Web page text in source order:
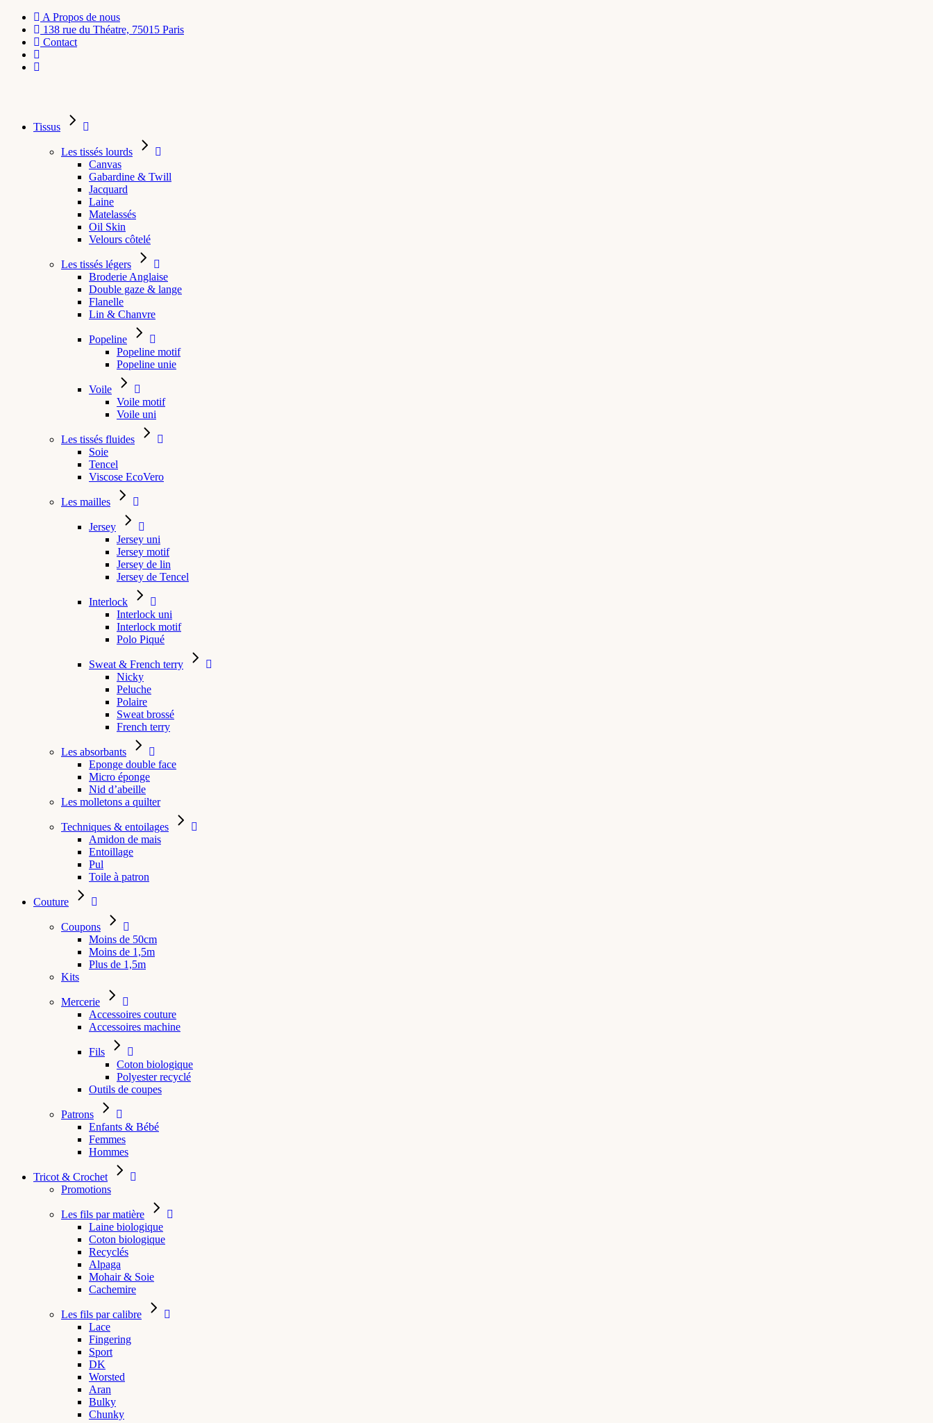
A Propos de nous
138 rue du Théatre, 75015 Paris
Contact
Tissus
Les tissés lourds
Canvas
Gabardine & Twill
Jacquard
Laine
Matelassés
Oil Skin
Velours côtelé
Les tissés légers
Broderie Anglaise
Double gaze & lange
Flanelle
Lin & Chanvre
Popeline
Popeline motif
Popeline unie
Voile
Voile motif
Voile uni
Les tissés fluides
Soie
Tencel
Viscose EcoVero
Les mailles
Jersey
Jersey uni
Jersey motif
Jersey de lin
Jersey de Tencel
Interlock
Interlock uni
Interlock motif
Polo Piqué
Sweat & French terry
Nicky
Peluche
Polaire
Sweat brossé
French terry
Les absorbants
Eponge double face
Micro éponge
Nid d’abeille
Les molletons a quilter
Techniques & entoilages
Amidon de mais
Entoillage
Pul
Toile à patron
Couture
Coupons
Moins de 50cm
Moins de 1,5m
Plus de 1,5m
Kits
Mercerie
Accessoires couture
Accessoires machine
Fils
Coton biologique
Polyester recyclé
Outils de coupes
Patrons
Enfants & Bébé
Femmes
Hommes
Tricot & Crochet
Promotions
Les fils par matière
Laine biologique
Coton biologique
Recyclés
Alpaga
Mohair & Soie
Cachemire
Les fils par calibre
Lace
Fingering
Sport
DK
Worsted
Aran
Bulky
Chunky